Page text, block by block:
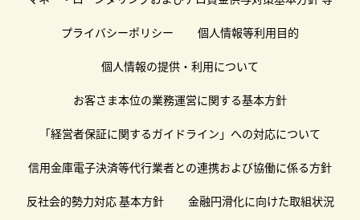
プライバシーポリシー 個人情報等利用目的
個人情報の提供・利用について
お客さま本位の業務運営に関する基本方針
「経営者保証に関するガイドライン」への対応について
信用金庫電子決済等代行業者との連携および協働に係る方針
反社会的勢力対応 基本方針 金融円滑化に向けた取組状況